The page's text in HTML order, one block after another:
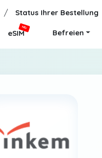
/ Status Ihrer Bestellung
eSIM
NEU
Befreien